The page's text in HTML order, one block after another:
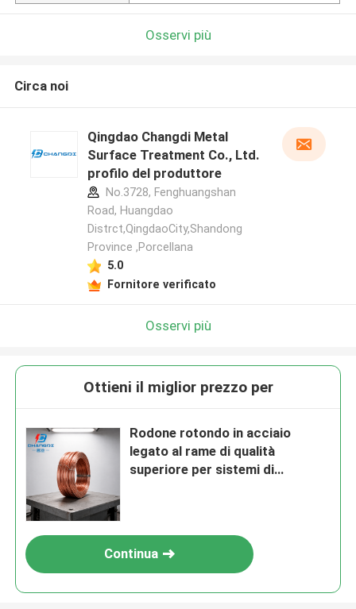
Osservi più
Circa noi
Qingdao Changdi Metal
Surface Treatment Co., Ltd.
profilo del produttore
No.3728, Fenghuangshan
Road, Huangdao
Distrct,QingdaoCity,Shandong
Province ,Porcellana
5.0
Fornitore verificato
Osservi più
Ottieni il miglior prezzo per
Rodone rotondo in acciaio
legato al rame di qualità
superiore per sistemi di
Continua